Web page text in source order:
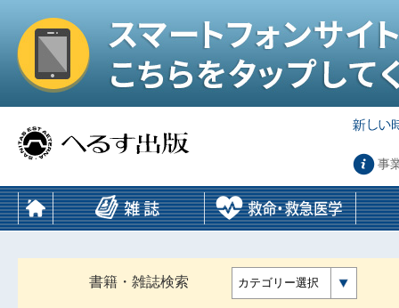
事
書籍・雑誌検索 カテゴリー選択